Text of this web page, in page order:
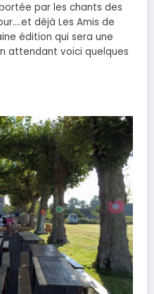
par les chants des
déjà Les Amis de
édition qui sera une
attendant voici quelques